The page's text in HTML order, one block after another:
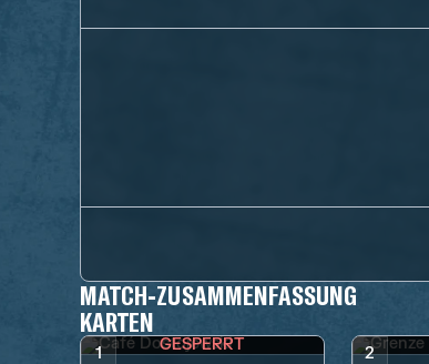
MATCH-ZUSAMMENFASSUNG
KARTEN
1 GESPERRT 2